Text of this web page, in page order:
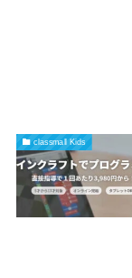
classmall Kids